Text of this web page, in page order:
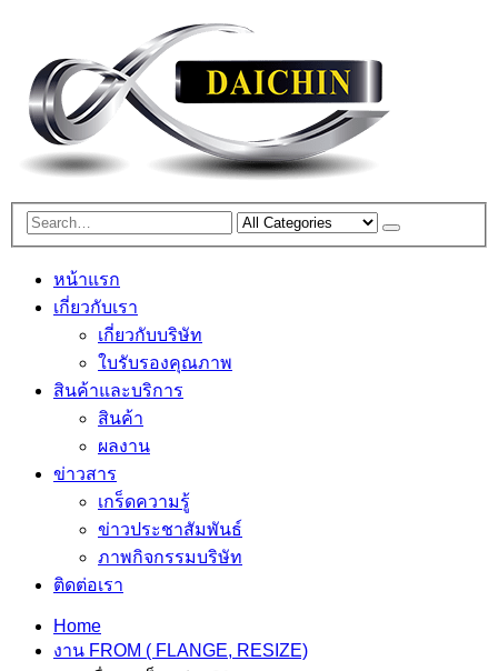
หน้าแรก
เกี่ยวกับเรา
เกี่ยวกับบริษัท
ใบรับรองคุณภาพ
สินค้าและบริการ
สินค้า
ผลงาน
ข่าวสาร
เกร็ดความรู้
ข่าวประชาสัมพันธ์
ภาพกิจกรรมบริษัท
ติดต่อเรา
Home
งาน FROM ( FLANGE, RESIZE)